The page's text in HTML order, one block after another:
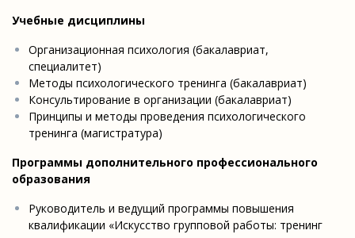
Учебные дисциплины
Организационная психология (бакалавриат,
специалитет)
Методы психологического тренинга (бакалавриат)
Консультирование в организации (бакалавриат)
Принципы и методы проведения психологического
тренинга (магистратура)
Программы дополнительного профессионального
образования
Руководитель и ведущий программы повышения
квалификации «Искусство групповой работы: тренинг